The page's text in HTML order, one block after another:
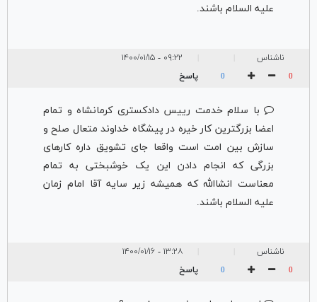
علیه السلام باشند.
ناشناس ۰۹:۲۲ - ۱۴۰۰/۰۱/۱۵
0
0 پاسخ
با سلام خدمت رییس دادکستری کرمانشاه و تمام
اعضا بزرگترین کار خیره در پیشگاه خداوند متعال صلح و
سازش بین امت است واقعا جای تشویق داره کارهای
بزرگی که انجام دادن این یک خوشبختی به تمام
معناست انشاالله که همیشه زیر سایه آقا امام زمان
علیه السلام باشند.
ناشناس ۱۳:۲۸ - ۱۴۰۰/۰۱/۱۶
0
0 پاسخ